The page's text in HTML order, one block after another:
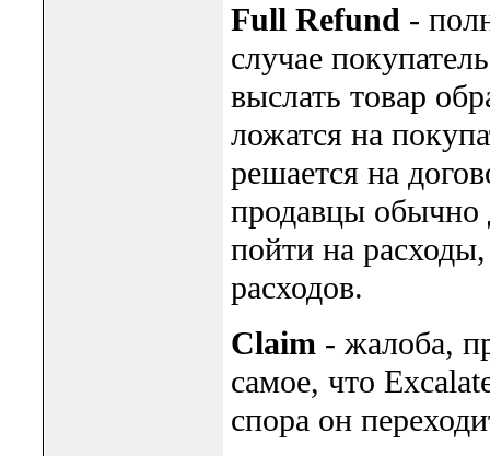
Full Refund-
случае
выслать товар
ложатся на
решается на
продавцы обычно
пойти на
расходов.
Claim- жалоба,
самое, что
спора он